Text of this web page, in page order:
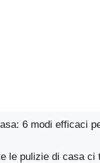
6 modi efficaci
le pulizie di casa ci